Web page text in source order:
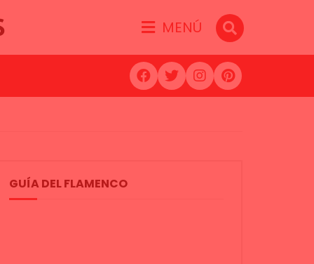
MENÚ
GUÍA DEL FLAMENCO